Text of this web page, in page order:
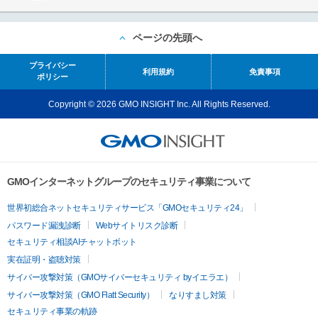
ページの先頭へ
プライバシー
ポリシー
利用規約 免責事項
Copyright © 2026 GMO INSIGHT Inc. All Rights Reserved.
GMOインターネットグループのセキュリティ事業について
世界初総合ネットセキュリティサービス「GMOセキュリティ24」
パスワード漏洩診断
Webサイトリスク診断
セキュリティ相談AIチャットボット
実在証明・盗聴対策
サイバー攻撃対策（GMOサイバーセキュリティ byイエラエ）
サイバー攻撃対策（GMO Flatt Security）
なりすまし対策
セキュリティ事業の軌跡